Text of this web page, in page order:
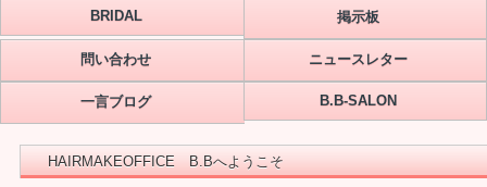
BRIDAL 掲示板
問い合わせ ニュースレター
一言ブログ B.B-SALON
HAIRMAKEOFFICE B.Bへようこそ